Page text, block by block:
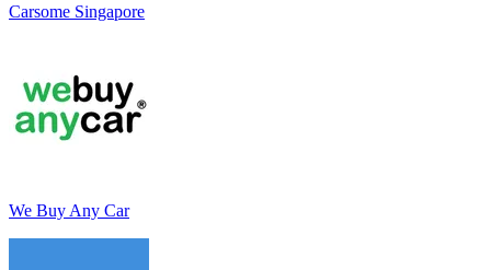
Carsome Singapore
We Buy Any Car